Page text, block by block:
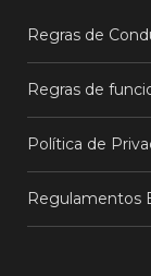
Regras de
Regras de
Política de
Regulamentos